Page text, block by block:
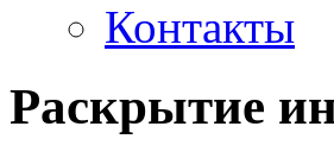
Контакты
Раскрытие